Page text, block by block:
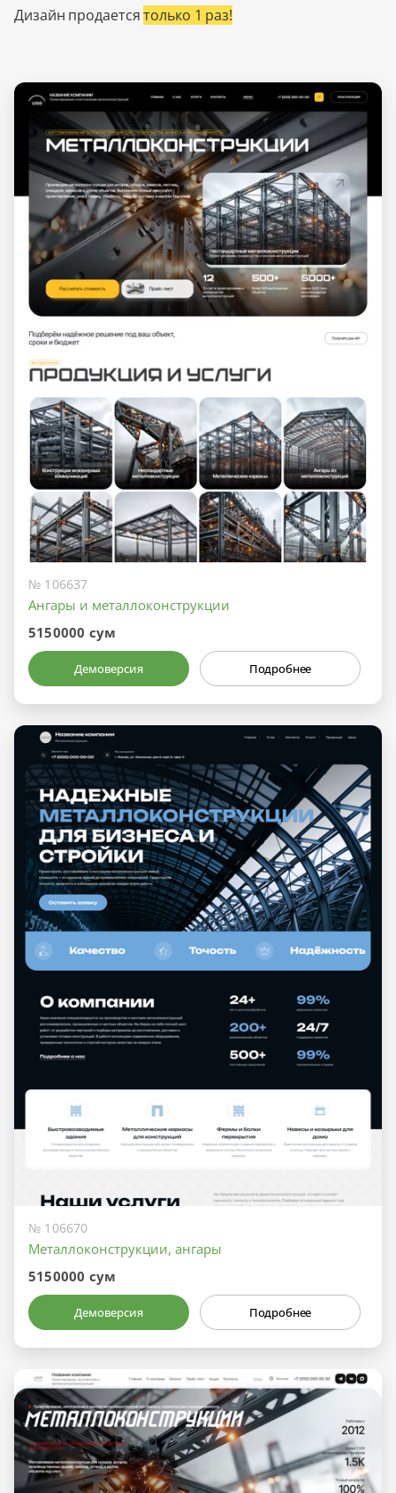
Дизайн продаетсятолько 1 раз!
№ 106637
Ангары и металлоконструкции
5150000 сум
Демоверсия Подробнее
№ 106670
Металлоконструкции, ангары
5150000 сум
Демоверсия Подробнее